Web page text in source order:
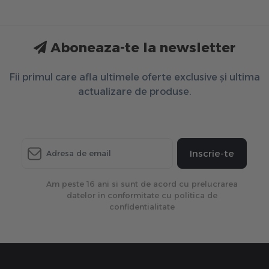
Aboneaza-te la newsletter
Fii primul care afla ultimele oferte exclusive și ultima
actualizare de produse.
Inscrie-te
Am peste 16 ani si sunt de acord cu prelucrarea
datelor in conformitate cu politica de
confidentialitate